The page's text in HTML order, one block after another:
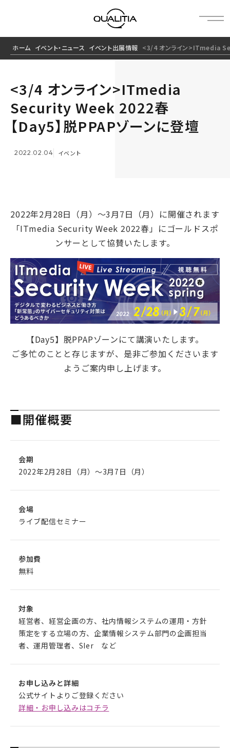
ホーム イベント・ニュース イベント出展情報 <3/4 オンライン>ITmedia
<3/4 オンライン>ITmedia
Security Week 2022春
【Day5】脱PPAPゾーンに登壇
2022.02.04 イベント
2022年2月28日（月）～3月7日（月）に開催されます
「ITmedia Security Week 2022春」にゴールドスポ
ンサーとして協賛いたします。
【Day5】脱PPAPゾーンにて講演いたします。
ご多忙のことと存じますが、是非ご参加くださいます
ようご案内申し上げます。
■開催概要
会期
2022年2月28日（月）～3月7日（月）
会場
ライブ配信セミナー
参加費
無料
対象
経営者、経営企画の方、社内情報システムの運用・方針
策定をする立場の方、企業情報システム部門の企画担当
者、運用管理者、SIer など
お申し込みと詳細
公式サイトよりご登録ください
詳細・お申し込みはコチラ